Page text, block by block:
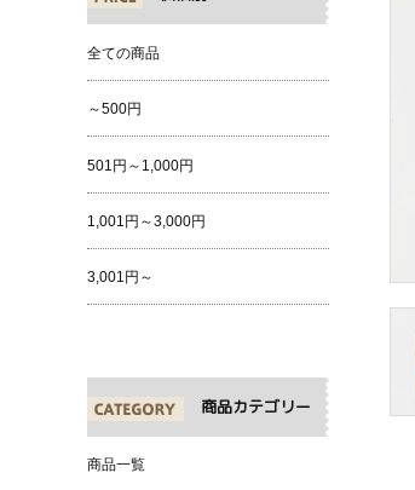
全ての商品
～500円
501円～1,000円
1,001円～3,000円
3,001円～
商品カテゴリー
商品一覧